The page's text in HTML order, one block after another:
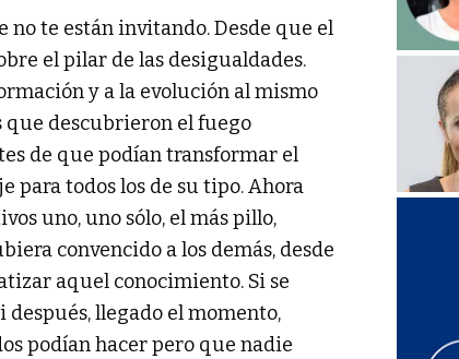
no te están invitando. Desde que el
el pilar de las desigualdades.
y a la evolución al mismo
que descubrieron el fuego
de que podían transformar el
para todos los de su tipo. Ahora
uno, uno sólo, el más pillo,
convencido a los demás, desde
aquel conocimiento. Si se
llegado el momento,
podían hacer pero que nadie